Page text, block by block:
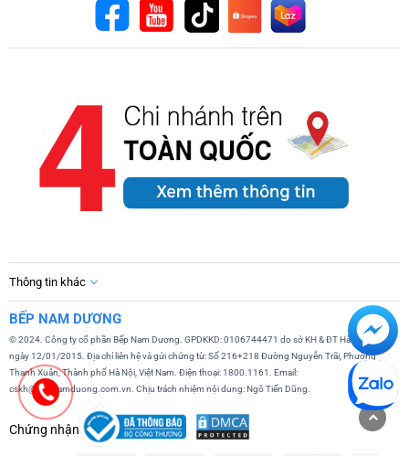
Thông tin khác
BẾP NAM DƯƠNG
© 2024. Công ty cổ phần Bếp Nam Dương. GPDKKD: 0106744471 do sở KH & ĐT Hà Nội cấp
ngày 12/01/2015. Địa chỉ liên hệ và gửi chứng từ: Số 216+218 Đường Nguyễn Trãi, Phường
Thanh Xuân, Thành phố Hà Nội, Việt Nam. Điện thoại: 1800.1161. Email:
cskh@bepnamduong.com.vn. Chịu trách nhiệm nội dung: Ngô Tiến Dũng.
Chứng nhận